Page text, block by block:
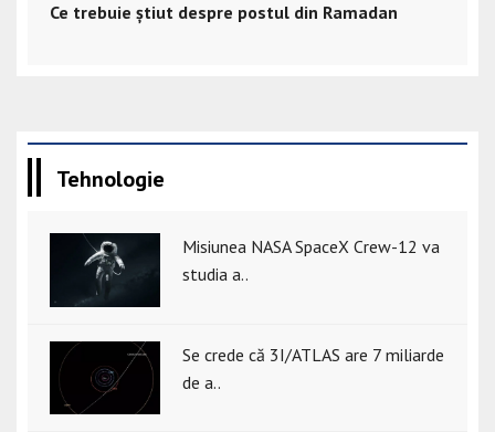
Ce trebuie știut despre postul din Ramadan
Tehnologie
Misiunea NASA SpaceX Crew-12 va
studia a..
Se crede că 3I/ATLAS are 7 miliarde
de a..